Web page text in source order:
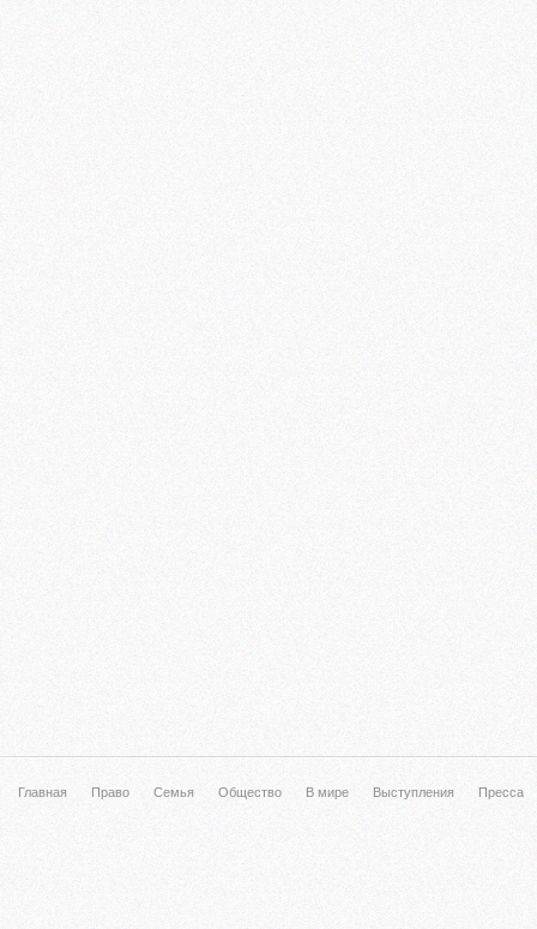
Главная Право Семья Общество В мире Выступления Пресса